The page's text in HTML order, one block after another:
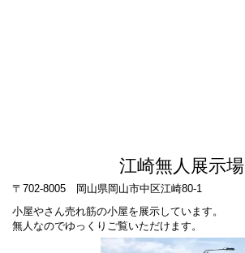
江崎無人展示場
〒702-8005 岡山県岡山市中区江崎80-1
小屋やさん売れ筋の小屋を展示しています。
無人なのでゆっくりご覧いただけます。